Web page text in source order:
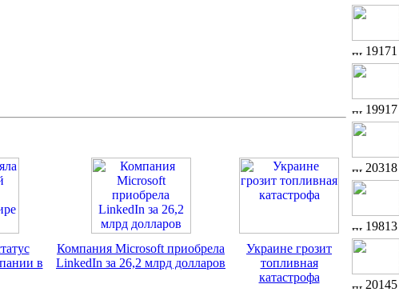
в
Компания Microsoft приобрела
LinkedIn за 26,2 млрд долларов
Украине грозит
топливная
катастрофа
19171
19917
20318
19813
20145